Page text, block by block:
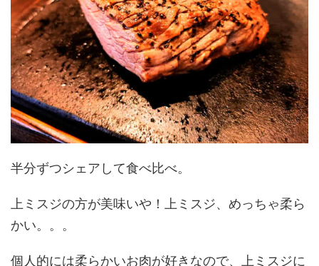
半分ずつシェアして食べ比べ。
上ミスジの方が美味いや！上ミスジ、めっちゃ柔ら
かい。。。
個人的には柔らかいお肉が好きなので、上ミスジに